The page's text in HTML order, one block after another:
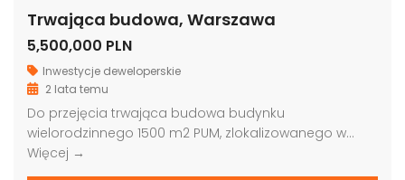
Trwająca budowa, Warszawa
5,500,000 PLN
Inwestycje deweloperskie
2 lata temu
Do przejęcia trwająca budowa budynku
wielorodzinnego 1500 m2 PUM, zlokalizowanego w…
Więcej →